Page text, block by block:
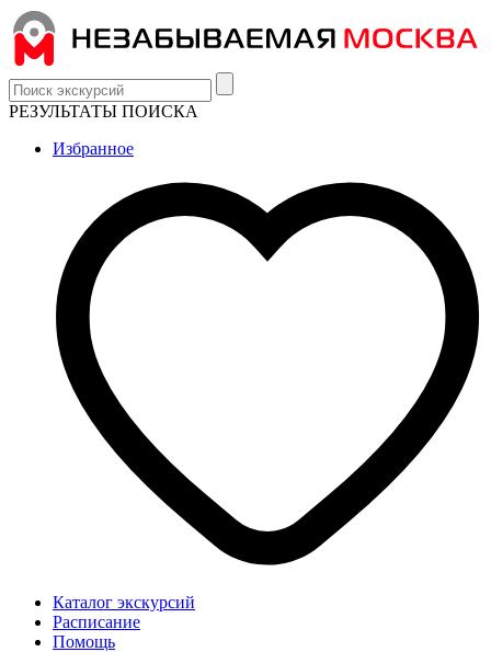
РЕЗУЛЬТАТЫ ПОИСКА
Избранное
Каталог экскурсий
Расписание
Помощь